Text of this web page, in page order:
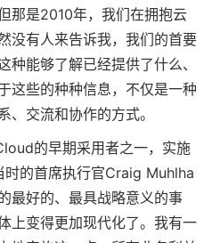
那是2010年，我们在拥抱云
没有人来告诉我，我们的首要
能够了解已经提供了什么、
这些的种种信息，不仅是一种
、交流和协作的方式。
的早期采用者之一，实施
的首席执行官Craig Muhlha
最好的、最具战略意义的事
上变得更加现代化了。我有一